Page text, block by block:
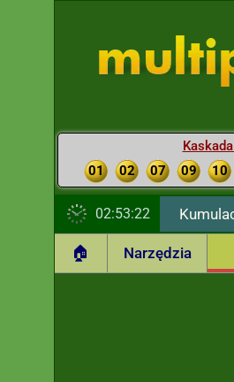
01
02 07 09 10
02:53:23
🏠 Narzędzia